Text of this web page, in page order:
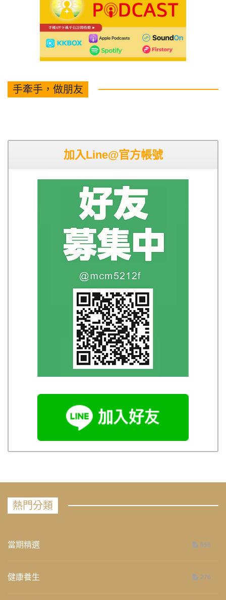
手牽手，做朋友
加入Line@官方帳號
熱門分類
當期精選 658
健康養生 276